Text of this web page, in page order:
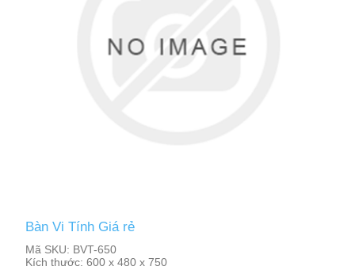
Bàn Vi Tính Giá rẻ
Mã SKU: BVT-650
Kích thước: 600 x 480 x 750